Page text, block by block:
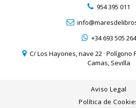
954 395 011
+34 693 505 264
C/ Los Hayones, nave 22 ·
Camas, Sevilla
Aviso Legal
Política de